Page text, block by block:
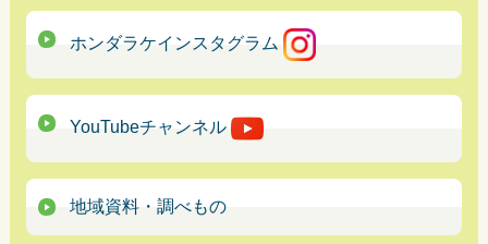
ホンダラケインスタグラム
YouTubeチャンネル
地域資料・調べもの